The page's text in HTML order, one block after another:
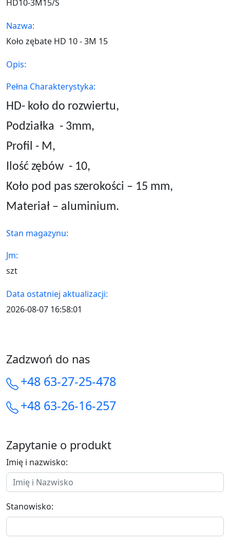
HD10-3M15/S
Nazwa:
Koło zębate HD 10 - 3M 15
Opis:
Pełna Charakterystyka:
HD- koło do rozwiertu,
Podziałka - 3mm,
Profil - M,
Ilość zębów - 10,
Koło pod pas szerokości – 15 mm,
Materiał – aluminium.
Stan magazynu:
Jm:
szt
Data ostatniej aktualizacji:
2026-08-07 16:58:01
Zadzwoń do nas
+48 63-27-25-478
+48 63-26-16-257
Zapytanie o produkt
Imię i nazwisko:
Stanowisko: